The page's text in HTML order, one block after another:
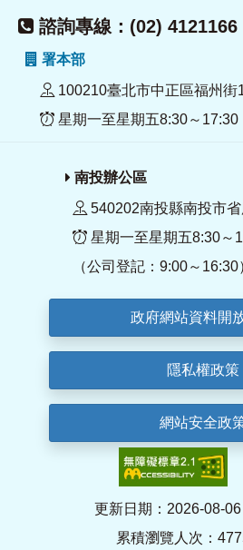
諮詢專線：(02) 4121166
署本部
100210臺北市中正區福州街
星期一至星期五8:30～17:30
南投辦公區
540202南投縣南投市
星期一至星期五8:30～
（公司登記：9:00～16:30
政府網站資料開
隱私權政策
網站安全政
更新日期：2026-08-
累積瀏覽人次：